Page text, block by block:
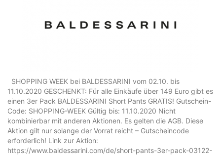
SHOPPING WEEK bei BALDESSARINI vom 02.10. bis
11.10.2020 GESCHENKT: Für alle Einkäufe über 149 Euro gibt es
einen 3er Pack BALDESSARINI Short Pants GRATIS! Gutschein-
Code: SHOPPING-WEEK Gültig bis: 11.10.2020 Nicht
kombinierbar mit anderen Aktionen. Es gelten die AGB. Diese
Aktion gilt nur solange der Vorrat reicht – Gutscheincode
erforderlich! Link zur Aktion:
https://www.baldessarini.com/de/short-pants-3er-pack-03122-